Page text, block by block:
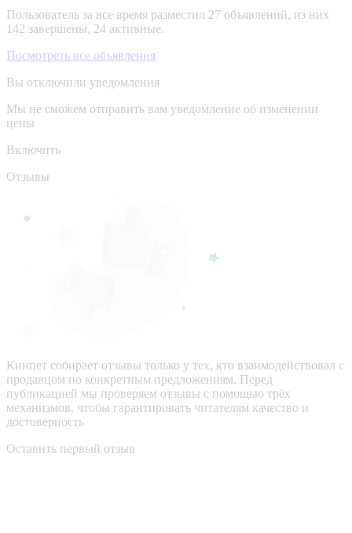
Пользователь за все время разместил 27 объявлений, из них
142 завершены, 24 активные.
Посмотреть все объявления
Вы отключили уведомления
Мы не сможем отправить вам уведомление об изменении
цены
Включить
Отзывы
Кинпет собирает отзывы только у тех, кто взаимодействовал с
продавцом по конкретным предложениям. Перед
публикацией мы проверяем отзывы с помощью трёх
механизмов, чтобы гарантировать читателям качество и
достоверность
Оставить первый отзыв